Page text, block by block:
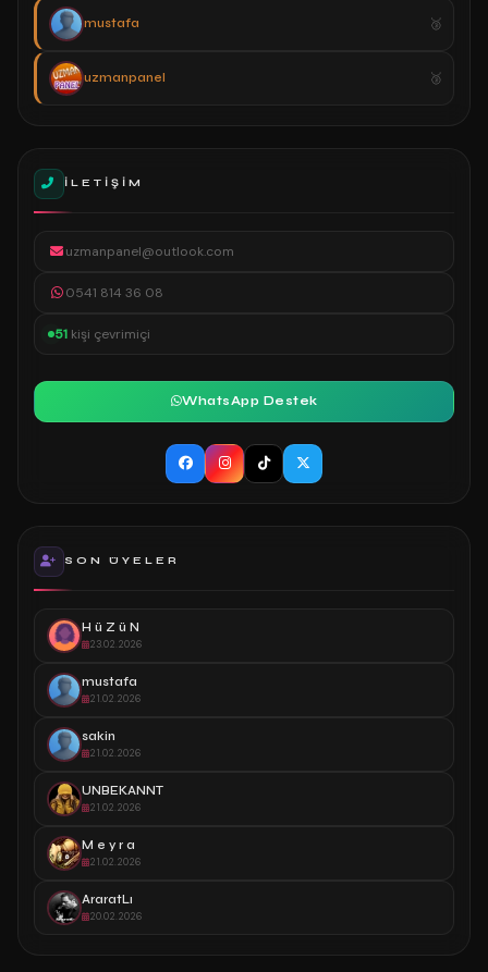
mustafa
uzmanpanel
İLETIŞIM
uzmanpanel@outlook.com
0541 814 36 08
51 kişi çevrimiçi
WhatsApp Destek
SON ÜYELER
H ü Z ü N
23.02.2026
mustafa
21.02.2026
sakin
21.02.2026
UNBEKANNT
21.02.2026
M e y r a
21.02.2026
AraratLı
20.02.2026